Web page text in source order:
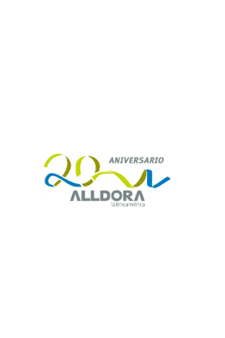
En esta era digital la
información se ha